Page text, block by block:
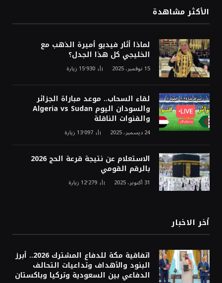
الأكثر مشاهدة
لماذا أثار فيديو أميرة الذهب مع
الخليجي كل هذا الجدل؟
15 نوفمبر، 2025 15٬930 زيارة
لقاء السحاب.. موعد مباراة الجزائر
والسودان اليوم Algeria vs Sudan
والقنوات الناقلة
24 ديسمبر، 2025 13٬097 زيارة
الاستعلام عن نتيجة قرعة الحج 2026
بالرقم القومي
31 أكتوبر، 2025 12٬279 زيارة
أخر الاخبار
اتفاقية مكة للدفاع المشترك 2026.. أبرز
البنود والأهداف وتداعيات التحالف
الدفاعي بين السعودية وتركيا وباكستان